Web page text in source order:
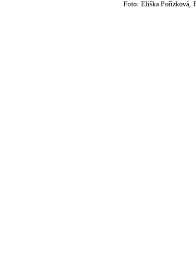
Foto: Eliška Pořízková,